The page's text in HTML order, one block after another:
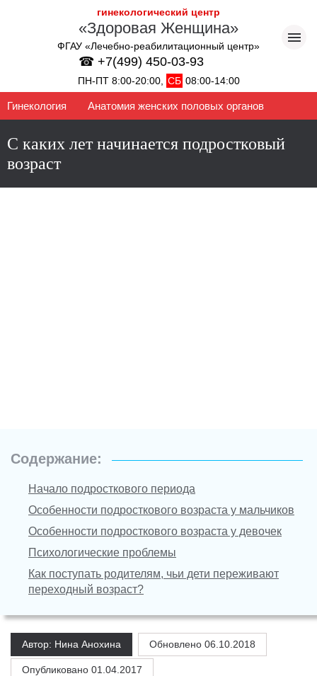
гинекологический центр
«Здоровая Женщина»
ФГАУ «Лечебно-реабилитационный центр»
☎ +7(499) 450-03-93
ПН-ПТ 8:00-20:00, СБ 08:00-14:00
Гинекология Анатомия женских половых органов
С каких лет начинается подростковый
возраст
Содержание:
Начало подросткового периода
Особенности подросткового возраста у мальчиков
Особенности подросткового возраста у девочек
Психологические проблемы
Как поступать родителям, чьи дети переживают
переходный возраст?
Автор: Нина Анохина Обновлено 06.10.2018
Опубликовано 01.04.2017